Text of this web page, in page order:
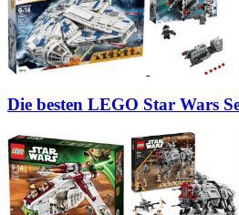
Die besten LEGO Star Wars